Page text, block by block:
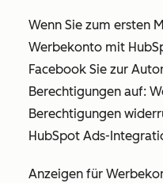
Wenn Sie zum ersten
Werbekonto mit
Facebook Sie zur
Berechtigungen auf:
Berechtigungen
HubSpot Ads-
Anzeigen für